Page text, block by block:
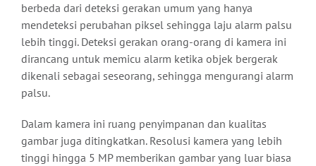
berbeda dari deteksi gerakan umum yang hanya
mendeteksi perubahan piksel sehingga laju alarm palsu
lebih tinggi. Deteksi gerakan orang-orang di kamera ini
dirancang untuk memicu alarm ketika objek bergerak
dikenali sebagai seseorang, sehingga mengurangi alarm
palsu.
Dalam kamera ini ruang penyimpanan dan kualitas
gambar juga ditingkatkan. Resolusi kamera yang lebih
tinggi hingga 5 MP memberikan gambar yang luar biasa